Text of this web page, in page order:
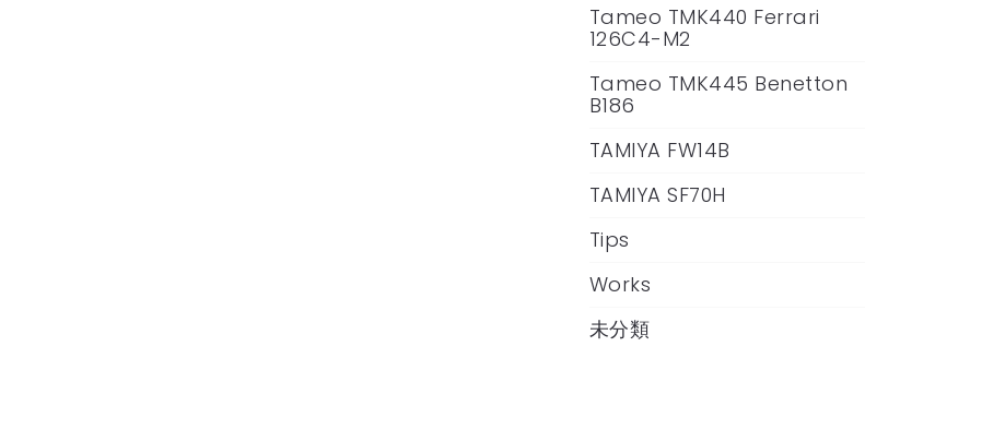
Tameo TMK440 Ferrari
126C4-M2
Tameo TMK445 Benetton
B186
TAMIYA FW14B
TAMIYA SF70H
Tips
Works
未分類